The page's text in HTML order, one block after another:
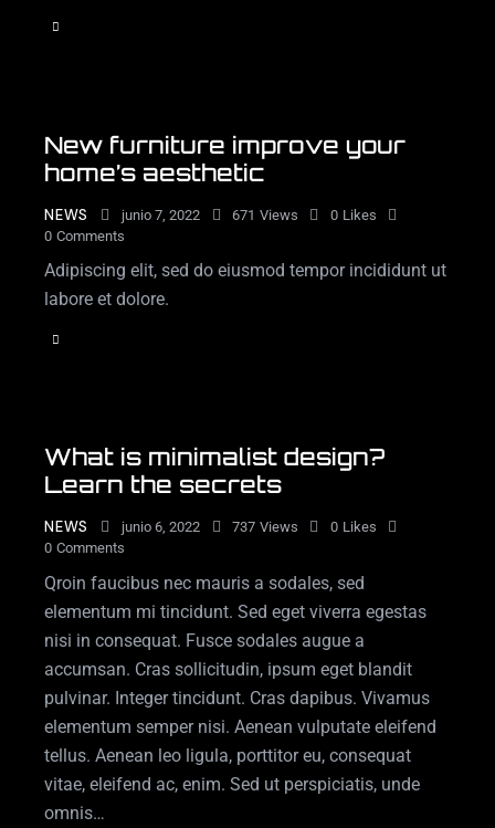
New furniture improve your
home’s aesthetic
NEWS junio 7, 2022 671 Views 0 Likes
0 Comments
Adipiscing elit, sed do eiusmod tempor incididunt ut
labore et dolore.
What is minimalist design?
Learn the secrets
NEWS junio 6, 2022 737 Views 0 Likes
0 Comments
Qroin faucibus nec mauris a sodales, sed
elementum mi tincidunt. Sed eget viverra egestas
nisi in consequat. Fusce sodales augue a
accumsan. Cras sollicitudin, ipsum eget blandit
pulvinar. Integer tincidunt. Cras dapibus. Vivamus
elementum semper nisi. Aenean vulputate eleifend
tellus. Aenean leo ligula, porttitor eu, consequat
vitae, eleifend ac, enim. Sed ut perspiciatis, unde
omnis…